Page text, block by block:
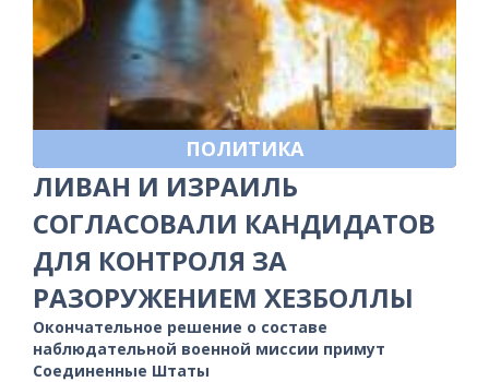
ПОЛИТИКА
ЛИВАН И ИЗРАИЛЬ
СОГЛАСОВАЛИ КАНДИДАТОВ
ДЛЯ КОНТРОЛЯ ЗА
РАЗОРУЖЕНИЕМ ХЕЗБОЛЛЫ
Окончательное решение о составе
наблюдательной военной миссии примут
Соединенные Штаты